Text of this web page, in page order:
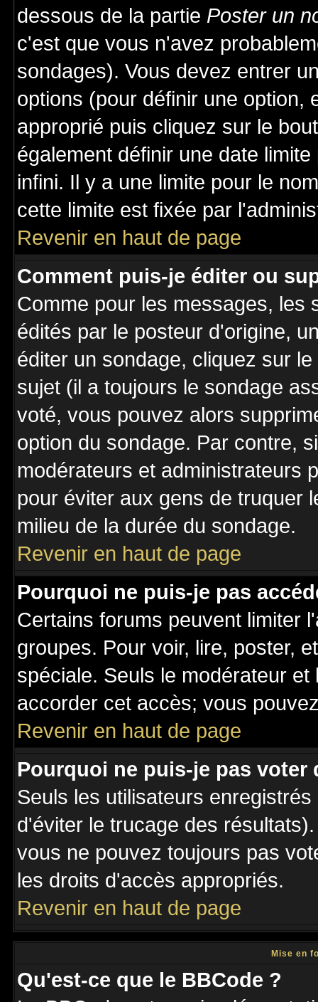
dessous de la partie Poster un
c'est que vous n'avez
sondages). Vous devez entrer
options (pour définir une option,
approprié puis cliquez sur le
également définir une date
infini. Il y a une limite pour le
cette limite est fixée par
Revenir en haut de page
Comment puis-je éditer ou
Comme pour les messages, les
édités par le posteur d'origine,
éditer un sondage, cliquez sur
sujet (il a toujours le sondage
voté, vous pouvez alors
option du sondage. Par contre,
modérateurs et administrateurs
pour éviter aux gens de truquer
milieu de la durée du sondage.
Revenir en haut de page
Pourquoi ne puis-je pas
Certains forums peuvent limiter
groupes. Pour voir, lire, poster,
spéciale. Seuls le modérateur
accorder cet accès; vous
Revenir en haut de page
Pourquoi ne puis-je pas voter
Seuls les utilisateurs
d'éviter le trucage des
vous ne pouvez toujours pas
les droits d'accès appropriés.
Revenir en haut de page
Mise en
Qu'est-ce que le BBCode ?